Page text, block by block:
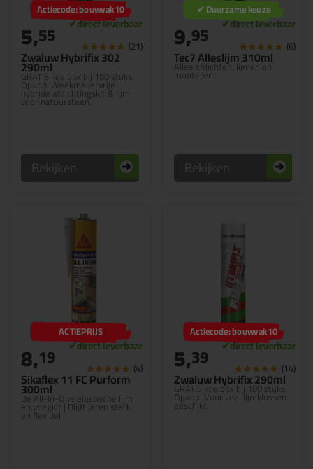
Zwaluw Hybrifix 302
290ml
GRATIS koelbox bij 180 stuks.
Op=op |Weekmakervrije
hybride afdichtingskit & lijm
voor natuursteen.
Actiecode: bouwvak10
5,55 (21)
Bekijken
Tec7 Alleslijm 310ml
Alles afdichten, lijmen en
monteren!
✔ Duurzame keuze
9,95 (6)
Bekijken
Sikaflex 11 FC Purform
300ml
De All-In-One elastische lijm
en voegkit | Blijft jaren sterk
en flexibel
ACTIEPRIJS
8,19 (4)
Zwaluw Hybrifix 290ml
GRATIS koelbox bij 180 stuks.
Op=op |Voor veel lijmklussen
geschikt.
Actiecode: bouwvak10
5,39 (14)